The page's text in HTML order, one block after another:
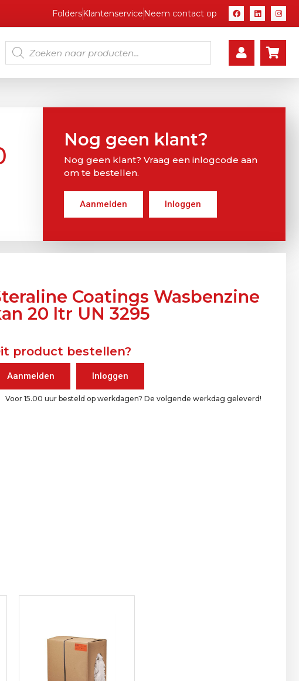
FoldersKlantenservice Neem contact op
Nog geen klant?
Nog geen klant? Vraag een inlogcode aan
om te bestellen.
Aanmelden Inloggen
Coatings Wasbenzine
20 ltr UN 3295
product bestellen?
Aanmelden Inloggen
Voor 15.00 uur besteld op werkdagen? De volgende werkdag geleverd!